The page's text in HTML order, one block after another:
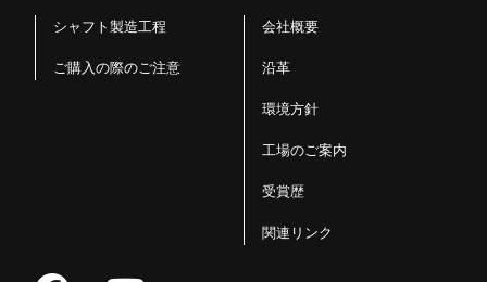
シャフト製造工程
ご購入の際のご注意
会社概要
沿革
環境方針
工場のご案内
受賞歴
関連リンク